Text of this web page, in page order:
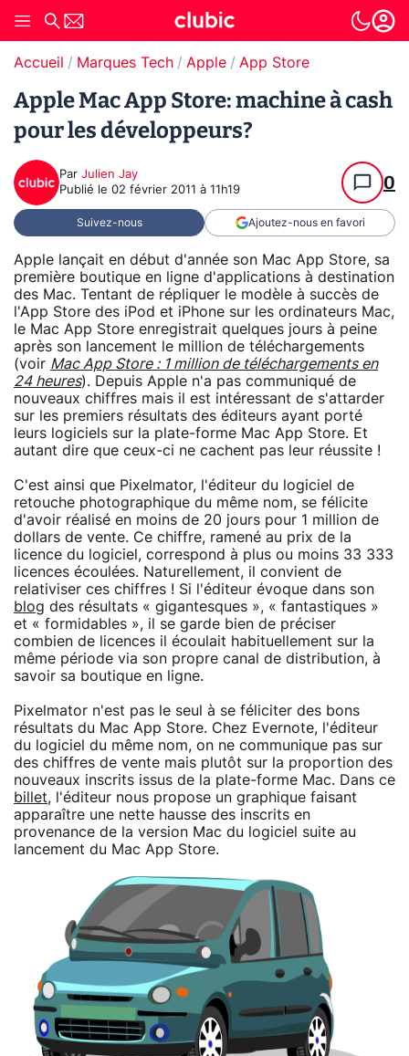
Accueil Marques Tech Apple App Store
Apple Mac App Store: machine à cash
pour les développeurs?
Par Julien Jay
Publié le 02 février 2011 à 11h19 0
Suivez-nous Ajoutez-nous en favori
Apple lançait en début d'année son Mac App Store, sa
première boutique en ligne d'applications à destination
des Mac. Tentant de répliquer le modèle à succès de
l'App Store des iPod et iPhone sur les ordinateurs Mac,
le Mac App Store enregistrait quelques jours à peine
après son lancement le million de téléchargements
(voir Mac App Store : 1 million de téléchargements en
24 heures). Depuis Apple n'a pas communiqué de
nouveaux chiffres mais il est intéressant de s'attarder
sur les premiers résultats des éditeurs ayant porté
leurs logiciels sur la plate-forme Mac App Store. Et
autant dire que ceux-ci ne cachent pas leur réussite !
C'est ainsi que Pixelmator, l'éditeur du logiciel de
retouche photographique du même nom, se félicite
d'avoir réalisé en moins de 20 jours pour 1 million de
dollars de vente. Ce chiffre, ramené au prix de la
licence du logiciel, correspond à plus ou moins 33 333
licences écoulées. Naturellement, il convient de
relativiser ces chiffres ! Si l'éditeur évoque dans son
blog des résultats « gigantesques », « fantastiques »
et « formidables », il se garde bien de préciser
combien de licences il écoulait habituellement sur la
même période via son propre canal de distribution, à
savoir sa boutique en ligne.
Pixelmator n'est pas le seul à se féliciter des bons
résultats du Mac App Store. Chez Evernote, l'éditeur
du logiciel du même nom, on ne communique pas sur
des chiffres de vente mais plutôt sur la proportion des
nouveaux inscrits issus de la plate-forme Mac. Dans ce
billet, l'éditeur nous propose un graphique faisant
apparaître une nette hausse des inscrits en
provenance de la version Mac du logiciel suite au
lancement du Mac App Store.